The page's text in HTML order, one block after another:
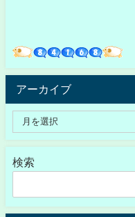
アーカイブ
検索